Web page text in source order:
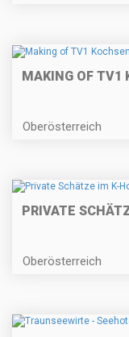
MAKING OF TV1
Oberösterreich
PRIVATE
Oberösterreich